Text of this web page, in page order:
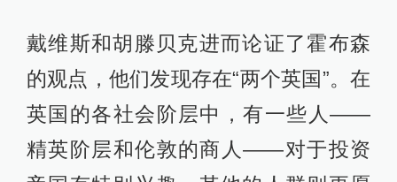
戴维斯和胡滕贝克进而论证了霍布森
的观点，他们发现存在“两个英国”。在
英国的各社会阶层中，有一些人——
精英阶层和伦敦的商人——对于投资